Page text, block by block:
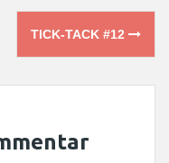
TICK-TACK #12